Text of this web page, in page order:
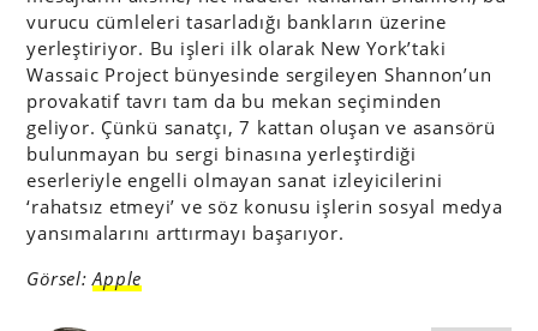
vurucu cümleleri tasarladığı bankların üzerine
yerleştiriyor. Bu işleri ilk olarak New York’taki
Wassaic Project bünyesinde sergileyen Shannon’un
provakatif tavrı tam da bu mekan seçiminden
geliyor. Çünkü sanatçı, 7 kattan oluşan ve asansörü
bulunmayan bu sergi binasına yerleştirdiği
eserleriyle engelli olmayan sanat izleyicilerini
‘rahatsız etmeyi’ ve söz konusu işlerin sosyal medya
yansımalarını arttırmayı başarıyor.
Görsel:Apple